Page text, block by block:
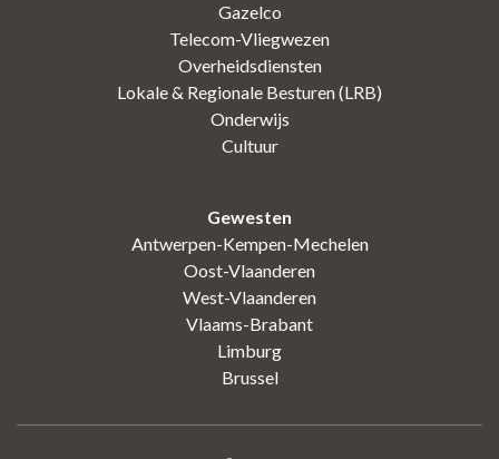
Gazelco
Telecom-Vliegwezen
Overheidsdiensten
Lokale & Regionale Besturen (LRB)
Onderwijs
Cultuur
Gewesten
Antwerpen-Kempen-Mechelen
Oost-Vlaanderen
West-Vlaanderen
Vlaams-Brabant
Limburg
Brussel